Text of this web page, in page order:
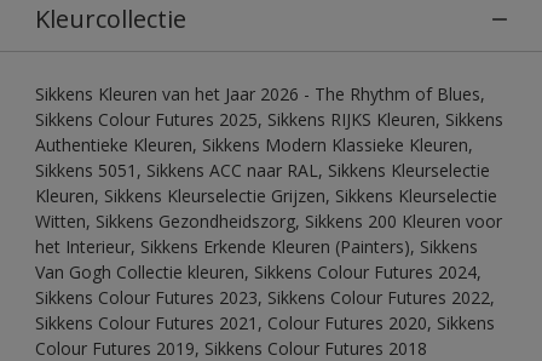
Kleurcollectie
Sikkens Kleuren van het Jaar 2026 - The Rhythm of Blues,
Sikkens Colour Futures 2025, Sikkens RIJKS Kleuren, Sikkens
Authentieke Kleuren, Sikkens Modern Klassieke Kleuren,
Sikkens 5051, Sikkens ACC naar RAL, Sikkens Kleurselectie
Kleuren, Sikkens Kleurselectie Grijzen, Sikkens Kleurselectie
Witten, Sikkens Gezondheidszorg, Sikkens 200 Kleuren voor
het Interieur, Sikkens Erkende Kleuren (Painters), Sikkens
Van Gogh Collectie kleuren, Sikkens Colour Futures 2024,
Sikkens Colour Futures 2023, Sikkens Colour Futures 2022,
Sikkens Colour Futures 2021, Colour Futures 2020, Sikkens
Colour Futures 2019, Sikkens Colour Futures 2018